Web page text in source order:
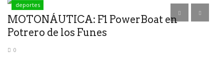
deportes
MOTONÁUTICA: F1 PowerBoat en
Potrero de los Funes
0